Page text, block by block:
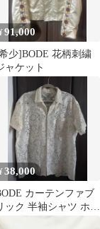
91,000
少]BODE 花柄刺繍
ャケット
38,000
カーテンファブ
ック 半袖シャツ ホワ
ト 名作